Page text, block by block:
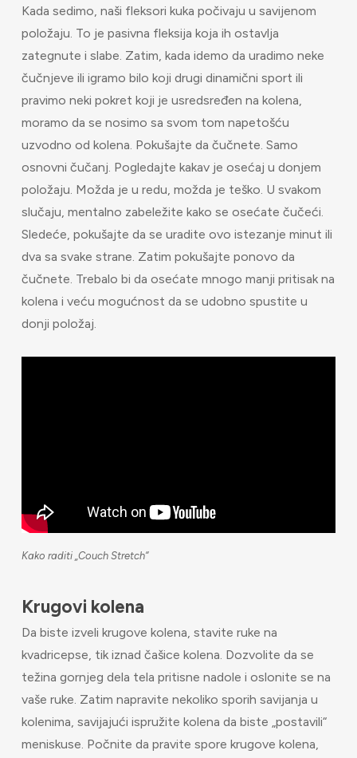
Kada sedimo, naši fleksori kuka počivaju u savijenom
položaju. To je pasivna fleksija koja ih ostavlja
zategnute i slabe. Zatim, kada idemo da uradimo neke
čučnjeve ili igramo bilo koji drugi dinamični sport ili
pravimo neki pokret koji je usredsređen na kolena,
moramo da se nosimo sa svom tom napetošću
uzvodno od kolena. Pokušajte da čučnete. Samo
osnovni čučanj. Pogledajte kakav je osećaj u donjem
položaju. Možda je u redu, možda je teško. U svakom
slučaju, mentalno zabeležite kako se osećate čučeći.
Sledeće, pokušajte da se uradite ovo istezanje minut ili
dva sa svake strane. Zatim pokušajte ponovo da
čučnete. Trebalo bi da osećate mnogo manji pritisak na
kolena i veću mogućnost da se udobno spustite u
donji položaj.
Kako raditi „Couch Stretch“
Krugovi kolena
Da biste izveli krugove kolena, stavite ruke na
kvadricepse, tik iznad čašice kolena. Dozvolite da se
težina gornjeg dela tela pritisne nadole i oslonite se na
vaše ruke. Zatim napravite nekoliko sporih savijanja u
kolenima, savijajući ispružite kolena da biste „postavili“
meniskuse. Počnite da pravite spore krugove kolena,